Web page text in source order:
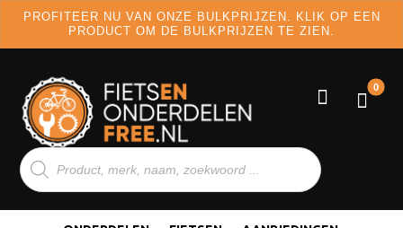
PROFITEER NU VAN ONZE BULKPRIJZEN. KLIK OP EEN
PRODUCT OM DE BULKPRIJZEN TE ZIEN.